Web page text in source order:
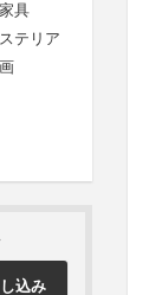
具
テリア
込み